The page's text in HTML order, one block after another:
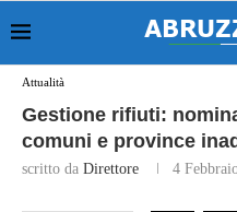
Attualità
Gestione rifiuti:
comuni e province
scritto da Direttore 4